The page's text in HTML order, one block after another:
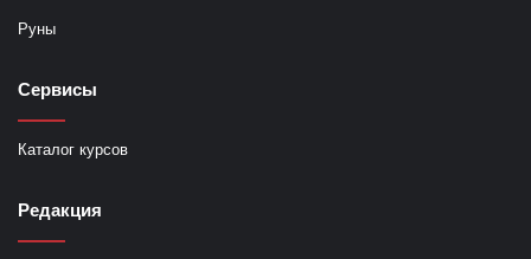
Руны
Сервисы
Каталог курсов
Редакция